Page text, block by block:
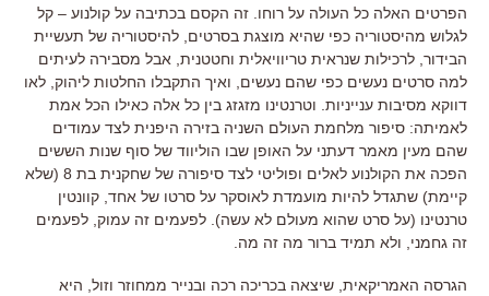
הפרטים האלה כל העולה על רוחו זה הקסם בכתיבה על קולנוע – קל
לגלוש מהיסטוריה כפי שהיא מוצגת בסרטים להיסטוריה של תעשיית
הבידור לרכילות שנראית טריוויאלית וחטטנית אבל מסבירה לעיתים
למה סרטים נעשים כפי שהם נעשים
ואיך התקבלו החלטות ליהוק לאו
דווקא מסיבות ענייניות וטרנטינו מזגזג בין כל אלה כאילו הכל אמת
לאמיתה: סיפור מלחמת העולם השניה בזירה היפנית לצד עמודים
שהם מעין מאמר דעתני על האופן שבו הוליווד של סוף שנות הששים
הפכה את הקולנוע לאלים ופוליטי לצד סיפורה של שחקנית בת 8 ( שלא
קיימת) שתגדל להיות מועמדת לאוסקר על סרטו של אחד קוונטין
טרנטינו (על סרט שהוא מעולם לא עשה). לפעמים זה עמוק לפעמים
זה גחמני
ולא תמיד ברור מה זה מה
הגרסה האמריקאית שיצאה בכריכה רכה ובנייר ממחוזר וזול היא